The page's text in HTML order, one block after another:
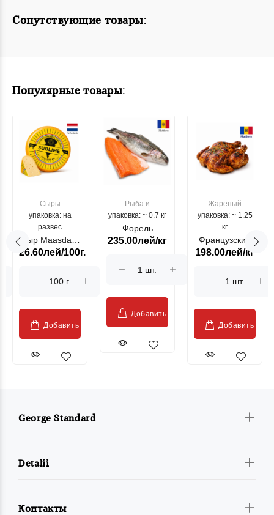
Сопутствующие товары:
Популярные товары:
Сыры
упаковка: на
развес
Сыр Maasdam
Sublime Cow
26.60лей/100г.
Добавить
Рыба и
морепродукты
упаковка: ~ 0.7 кг
Форель
лососевая
Moldovenesc"
235.00лей/кг
Добавить
Жареный
цыпленок
упаковка: ~ 1.25
кг
Французский
гриль, кг
198.00лей/кг
Добавить
George Standard
Detalii
Контакты